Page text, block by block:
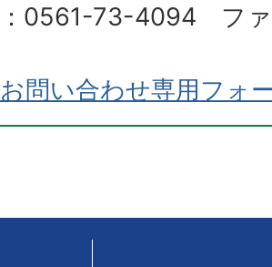
：0561-73-4094 フ
問い合わせ専用フォ